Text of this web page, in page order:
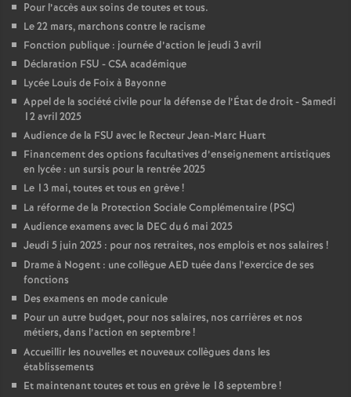
Pour l’accès aux soins de toutes et tous.
Le 22 mars, marchons contre le racisme
Fonction publique : journée d’action le jeudi 3 avril
Déclaration FSU - CSA académique
Lycée Louis de Foix à Bayonne
Appel de la société civile pour la défense de l’État de droit - Samedi
12 avril 2025
Audience de la FSU avec le Recteur Jean-Marc Huart
Financement des options facultatives d’enseignement artistiques
en lycée : un sursis pour la rentrée 2025
Le 13 mai, toutes et tous en grève!
La réforme de la Protection Sociale Complémentaire (PSC)
Audience examens avec la DEC du 6 mai 2025
Jeudi 5 juin 2025 : pour nos retraites, nos emplois et nos salaires !
Drame à Nogent : une collègue AED tuée dans l’exercice de ses
fonctions
Des examens en mode canicule
Pour un autre budget, pour nos salaires, nos carrières et nos
métiers, dans l’action en septembre!
Accueillir les nouvelles et nouveaux collègues dans les
établissements
Et maintenant toutes et tous en grève le 18 septembre!